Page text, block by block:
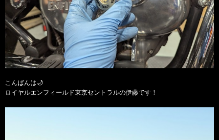
こんばんは🌙
ロイヤルエンフィールド東京セントラルの伊藤です！